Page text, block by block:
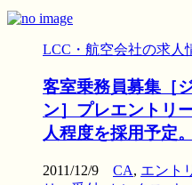
LCC・航空会社の求人
客室乗務員募集［
ン］プレエントリ
人程度を採用予定
2011/12/9 CA, エント